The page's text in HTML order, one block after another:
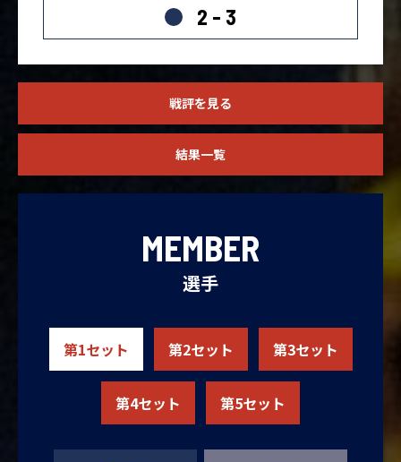
2 - 3
戦評を見る
結果一覧
MEMBER
選手
第1セット 第2セット 第3セット
第4セット 第5セット